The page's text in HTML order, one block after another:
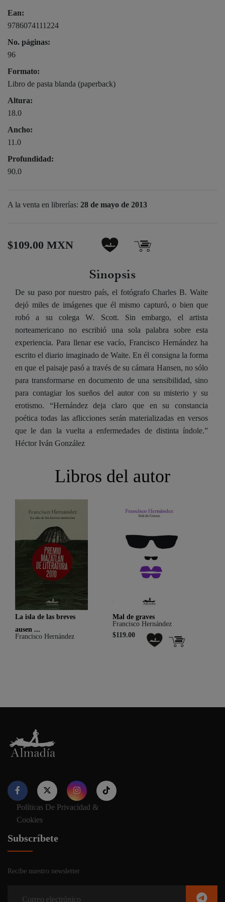
Ean:
9786074111224
No. páginas:
96
Formato:
Libro de pasta blanda (paperback)
Altura:
18.0
Ancho:
11.0
Profundidad:
90.0
A la venta en librerías: 28 de mayo de 2013
$109.00 MXN
Sinopsis
De su paso por nuestro país, el fotógrafo Charles B. Waite
dejó miles de imágenes que él mismo capturó, o bien que
robó a su colega W. Scott. Sin embargo, el artista
norteamericano no escribió una sola palabra sobre esta
experiencia. Para llenar ese vacío, Francisco Hernández ha
escrito el diario imaginado de Waite. En él consigna la forma
en que el paisaje pasó a través de su cámara Hansen, no sólo
para transformarse en documento de una sensibilidad, sino
para contagiar los sueños del autor con su misterio y su
erotismo. “Hernández deja claro que en su constancia
poética todas las aflicciones serán materializadas en versos
que le dan la vuelta a enfermedades de distinta índole.”
Héctor Iván González
Libros del autor
La isla de las breves
ausen ...
Francisco Hernández
Mal de graves
Francisco Hernández
$119.00
Nuestro sitio web utiliza cookies para proporcionar su
experiencia de navegación e información relevante. Antes de
continuar utilizando nuestro sitio web, acepte nuestros
Políticas De Privacidad &
Cookies
Subscríbete
Recibe nuestro newsletter